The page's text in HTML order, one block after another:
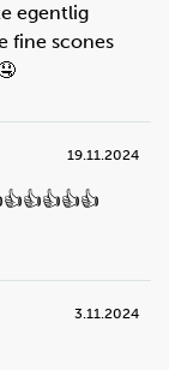
den er tom.
og
egentlig
fine scones
19.11.2024
3.11.2024